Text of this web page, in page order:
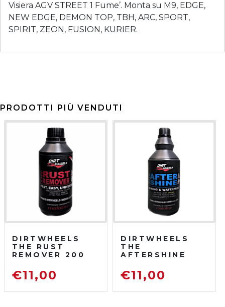
Visiera AGV STREET 1 Fume’. Monta su M9, EDGE,
NEW EDGE, DEMON TOP, TBH, ARC, SPORT,
SPIRIT, ZEON, FUSION, KURIER.
PRODOTTI PIÙ VENDUTI
DIRTWHEELS
THE RUST
REMOVER 200
DISOSSIDANTE
RIMUOVI
€11,00
DIRTWHEELS
THE
AFTERSHINE
PROTETTIVO
LUCIDANTE
€11,00